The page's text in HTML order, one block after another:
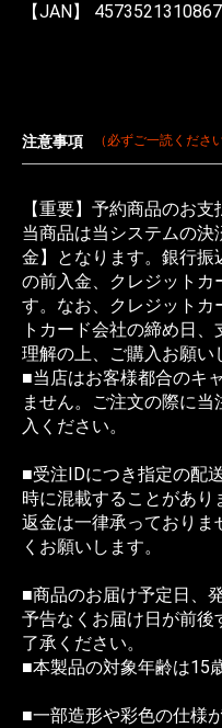
【JAN】 4573521310867
注意事項 （必ずご一読ください
【重要】予約商品のお
当商品は当システムの決
金】となります。銀行振
の前入金、クレジットカ
す。なお、クレジットカ
トカード会社の締め日
理解の上、ご購入お願い
■当店はお客様都合のキ
ません。ご注文の際に
入ください。
■受注IDにつき指定の配
時に混載することがあり
返金は一律承っておりま
くお願いします。
■商品のお届け予定日、
予告なくお届け日が前
了承ください。
■本製品の対象年齢は15
■一部造形や彩色の仕様